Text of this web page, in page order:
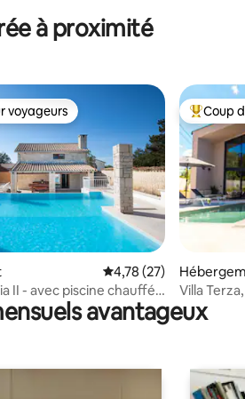
à proximité
base de 66 commentaires : 5 sur 5
voyageurs
voyageurs
Évaluation moyenne
4,78 (27)
II - avec piscine chauffée
Coups
Coup
Villa
avantageux